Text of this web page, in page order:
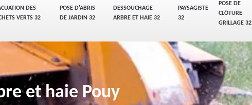
DES
VERTS 32
POSE D'ABRIS
DE JARDIN 32
DESSOUCHAGE
ARBRE ET HAIE 32
PAYSAGISTE
32
POSE DE
CLÔTURE
GRILLAGE 32
et haie Pouy